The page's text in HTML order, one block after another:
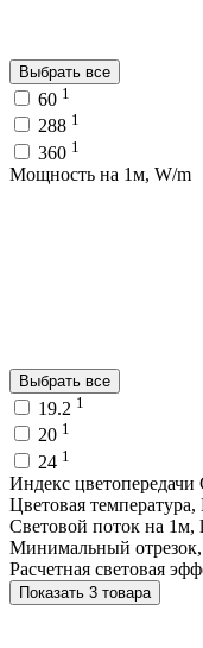
Выбрать все
60 1
288 1
360 1
Мощность на 1м, W/m
Выбрать все
19.2 1
20 1
24 1
Индекс цветопередачи
Цветовая температура,
Световой поток на 1м,
Минимальный
Расчетная световая
Показать 3 товара